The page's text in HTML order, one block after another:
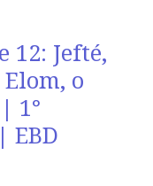
12: Jefté,
Elom, o
1°
EBD